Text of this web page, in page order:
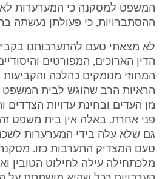
המשפט למסקנה כי המערערות לא
ההסתברויות, כי פעולתן נעשתה
לא מצאתי טעם להתערבותנו
הדין הארוכים, המפורטים
המחוזי מנומקים כהלכה
הראיות הרב שהוגש לבית המשפט
מן העדים ובחינת עדויות
פני אחרת. באלה אין בית משפט
גם שלא עלה בידי המערערות
טעם המצדיק התערבות כזו.
מלכתחילה עילה לחילוט הטובין